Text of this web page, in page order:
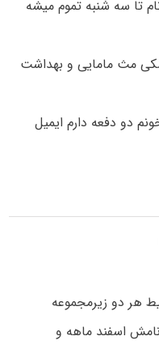
تا سه شنبه تموم میشه
مث مامایی و بهداشت
دو دفعه دارم ایمیل
هر دو زیرمجموعه
اسفند ماهه و